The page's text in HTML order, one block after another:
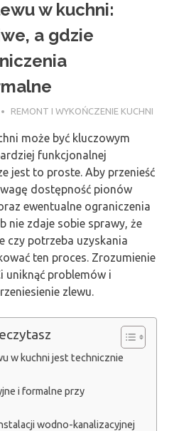
w kuchni:
a gdzie
REMONT I WYKOŃCZENIE KUCHNI
może być kluczowym
funkcjonalnej
jest to proste. Aby przenieść
dostępność pionów
ewentualne ograniczenia
nie zdaje sobie sprawy, że
czy potrzeba uzyskania
ten proces. Zrozumienie
uniknąć problemów i
zlewu.
w kuchni jest technicznie
i formalne przy
wodno-kanalizacyjnej